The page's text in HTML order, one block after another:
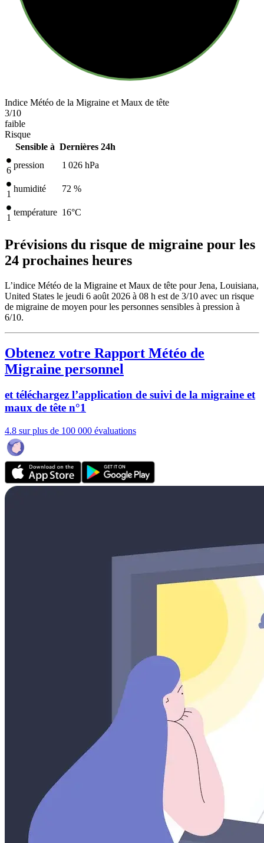
Indice Météo de la Migraine et Maux de tête
3/10
faible
Risque
Sensible à Dernières 24h
6
pression 1 026 hPa
1
humidité 72 %
1
température 16°C
Prévisions du risque de migraine pour les
24 prochaines heures
L’indice Météo de la Migraine et Maux de tête pour Jena, Louisiana,
United States le jeudi 6 août 2026 à 08 h est de 3/10 avec un risque
de migraine de moyen pour les personnes sensibles à pression à
6/10.
Obtenez votre Rapport Météo de
Migraine personnel
et téléchargez l’application de suivi de la migraine et
maux de tête n°1
4.8 sur plus de 100 000 évaluations